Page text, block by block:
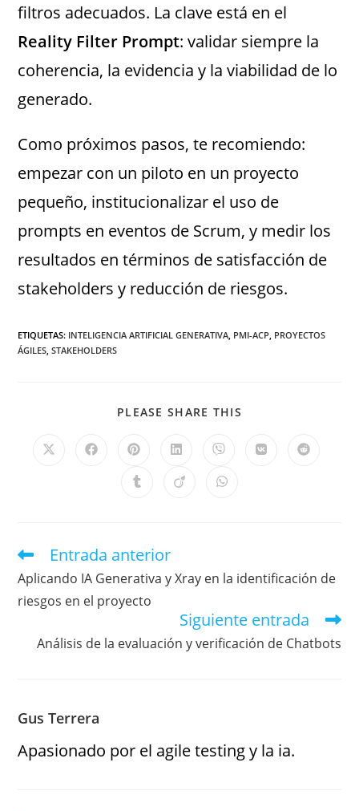
filtros adecuados. La clave está en el
Reality Filter Prompt: validar siempre la
coherencia, la evidencia y la viabilidad de lo
generado.
Como próximos pasos, te recomiendo:
empezar con un piloto en un proyecto
pequeño, institucionalizar el uso de
prompts en eventos de Scrum, y medir los
resultados en términos de satisfacción de
stakeholders y reducción de riesgos.
ETIQUETAS: INTELIGENCIA ARTIFICIAL GENERATIVA PMI-ACP PROYECTOS
ÁGILES STAKEHOLDERS
PLEASE SHARE THIS
Entrada anterior
Aplicando IA Generativa y Xray en la identificación de
riesgos en el proyecto
Siguiente entrada
Análisis de la evaluación y verificación de Chatbots
Gus Terrera
Apasionado por el agile testing y la ia.